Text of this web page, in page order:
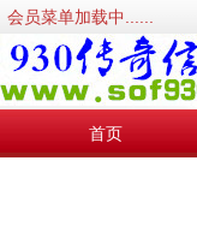
会员菜单加载中......
首页